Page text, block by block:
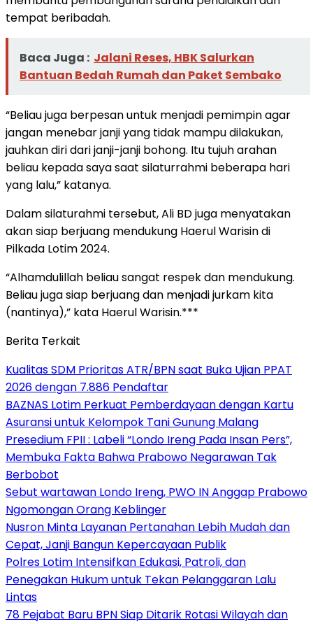
tempat beribadah.
Baca Juga : Jalani Reses, HBK Salurkan
Bantuan Bedah Rumah dan Paket Sembako
“Beliau juga berpesan untuk menjadi pemimpin agar
jangan menebar janji yang tidak mampu dilakukan,
jauhkan diri dari janji-janji bohong. Itu tujuh arahan
beliau kepada saya saat silaturrahmi beberapa hari
yang lalu,” katanya.
Dalam silaturahmi tersebut, Ali BD juga menyatakan
akan siap berjuang mendukung Haerul Warisin di
Pilkada Lotim 2024.
“Alhamdulillah beliau sangat respek dan mendukung.
Beliau juga siap berjuang dan menjadi jurkam kita
(nantinya),” kata Haerul Warisin.***
Berita Terkait
Kualitas SDM Prioritas ATR/BPN saat Buka Ujian PPAT
2026 dengan 7.886 Pendaftar
BAZNAS Lotim Perkuat Pemberdayaan dengan Kartu
Asuransi untuk Kelompok Tani Gunung Malang
Presedium FPII : Labeli “Londo Ireng Pada Insan Pers”,
Membuka Fakta Bahwa Prabowo Negarawan Tak
Berbobot
Sebut wartawan Londo Ireng, PWO IN Anggap Prabowo
Ngomongan Orang Keblinger
Nusron Minta Layanan Pertanahan Lebih Mudah dan
Cepat, Janji Bangun Kepercayaan Publik
Polres Lotim Intensifkan Edukasi, Patroli, dan
Penegakan Hukum untuk Tekan Pelanggaran Lalu
Lintas
78 Pejabat Baru BPN Siap Ditarik Rotasi Wilayah dan